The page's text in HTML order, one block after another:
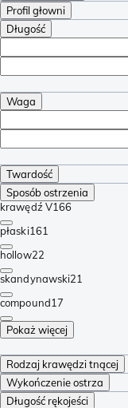
Profil głowni
Długość
Waga
Twardość
Sposób ostrzenia
krawędź V166
płaski161
hollow22
skandynawski21
compound17
Pokaż więcej
Rodzaj krawędzi tnącej
Wykończenie ostrza
Długość rękojeści